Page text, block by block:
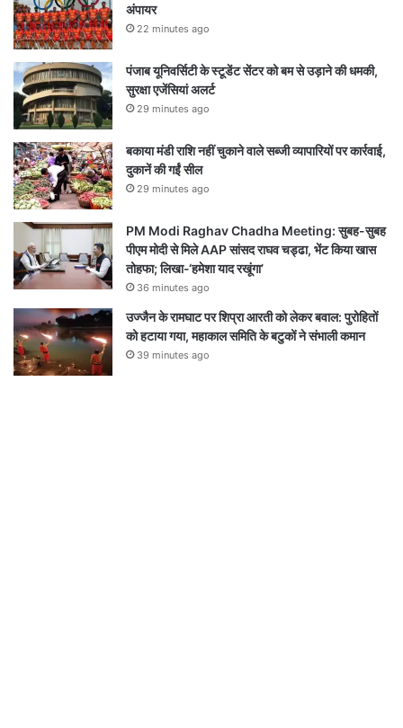
अंपायर
22 minutes ago
पंजाब यूनिवर्सिटी के स्टूडेंट सेंटर को बम से उड़ाने की धमकी,
सुरक्षा एजेंसियां अलर्ट
29 minutes ago
बकाया मंडी राशि नहीं चुकाने वाले सब्जी व्यापारियों पर कार्रवाई,
दुकानें की गईं सील
29 minutes ago
PM Modi Raghav Chadha Meeting: सुबह-सुबह
पीएम मोदी से मिले AAP सांसद राघव चड्ढा, भेंट किया खास
तोहफा; लिखा-‘हमेशा याद रखूंगा’
36 minutes ago
उज्जैन के रामघाट पर शिप्रा आरती को लेकर बवाल: पुरोहितों
को हटाया गया, महाकाल समिति के बटुकों ने संभाली कमान
39 minutes ago